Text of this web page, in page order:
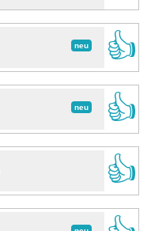
neu
👍
neu
👍
👍